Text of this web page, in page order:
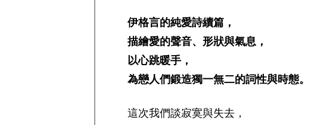
伊格言的純愛詩續篇，
描繪愛的聲音、形狀與氣息，
以心跳暖手，
為戀人們鍛造獨一無二的詞性與時態。
這次我們談寂寞與失去，